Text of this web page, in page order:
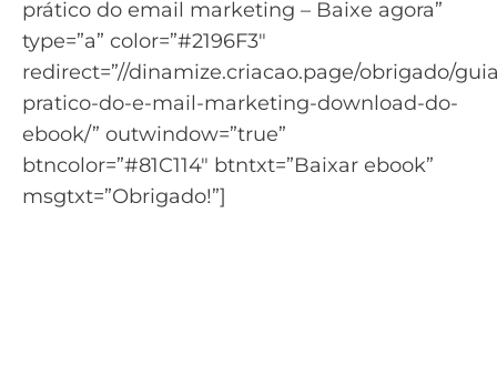
prático do email marketing – Baixe agora”
type=”a” color=”#2196F3″
redirect=”//dinamize.criacao.page/obrigado/
pratico-do-e-mail-marketing-download-do-
ebook/” outwindow=”true”
btncolor=”#81C114″ btntxt=”Baixar ebook”
msgtxt=”Obrigado!”]